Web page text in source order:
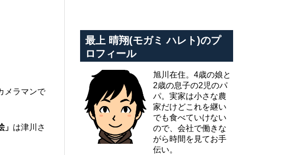
メラマンで
は津川さ
最上 晴翔(モガミ ハレト)のプ
ロフィール
旭川在住。4歳の娘と
2歳の息子の2児のパ
パ。実家は小さな農
家だけどこれを継い
でも食べていけない
ので、会社で働きな
がら時間を見てお手
伝い。